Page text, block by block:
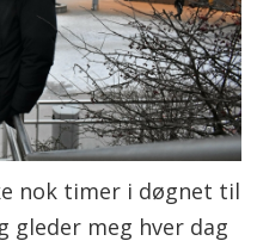
nok timer i døgnet til
gleder meg hver dag